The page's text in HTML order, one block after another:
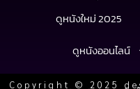
ดูหนังใหม่ 2025
ดูหนังออนไลน์
Copyright © 2025